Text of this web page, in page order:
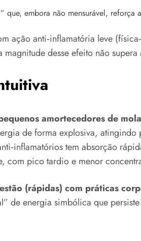
embora não mensurável,
ação anti‑inflamatória leve
desse efeito não
amortecedores de mola
de forma explosiva,
tem absorção
com pico tardio e menor
(rápidas) com práticas
de energia simbólica que